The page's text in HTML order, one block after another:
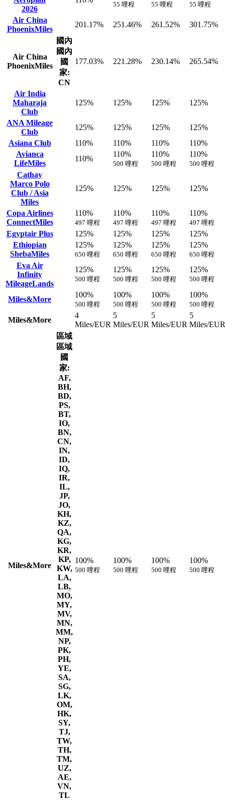
2026
55 哩程 55 哩程 55 哩程
Air China
PhoenixMiles
201.17% 251.46% 261.52% 301.75%
Air China
PhoenixMiles
國內
國內
國
家:
CN
177.03% 221.28% 230.14% 265.54%
Air India
Maharaja
Club
125% 125% 125% 125%
ANA Mileage
Club
125% 125% 125%
125%
Asiana Club
110% 110% 110%
110%
Avianca
LifeMiles
110%
110%
500 哩程
110%
500 哩程
110%
500 哩程
Cathay
Marco Polo
Club / Asia
Miles
125% 125% 125% 125%
Copa Airlines
ConnectMiles
110%
497 哩程
110%
497 哩程
110%
497 哩程
110%
497 哩程
Egyptair Plus 125% 125% 125%
125%
Ethiopian
ShebaMiles
125%
650 哩程
125%
650 哩程
125%
650 哩程
125%
650 哩程
Eva Air
Infinity
MileageLands
125%
500 哩程
125%
500 哩程
125%
500 哩程
125%
500 哩程
Miles&More
100%
500 哩程
100%
500 哩程
100%
500 哩程
100%
500 哩程
Miles&More
4
Miles/EUR
5
Miles/EUR
5
Miles/EUR
5
Miles/EUR
Miles&More
區域
區域
國
家:
AF,
BH,
BD,
PS,
BT,
IO,
BN,
CN,
IN,
ID,
IQ,
IR,
IL,
JP,
JO,
KH,
KZ,
QA,
KG,
KR,
KP,
KW,
LA,
LB,
MO,
MY,
MV,
MN,
MM,
NP,
PK,
PH,
YE,
SA,
SG,
LK,
OM,
HK,
SY,
TJ,
TW,
TH,
TM,
UZ,
AE,
VN,
TL
100%
500 哩程
100%
500 哩程
100%
500 哩程
100%
500 哩程